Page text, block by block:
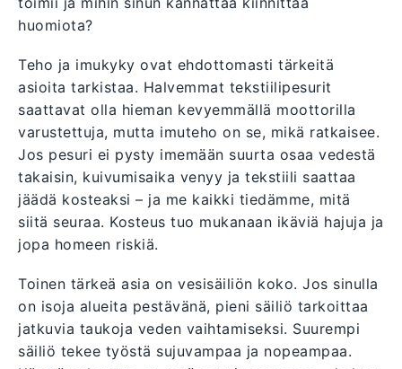
huomiota?
Teho ja imukyky ovat ehdottomasti tärkeitä
asioita tarkistaa. Halvemmat tekstiilipesurit
saattavat olla hieman kevyemmällä moottorilla
varustettuja, mutta imuteho on se, mikä ratkaisee.
Jos pesuri ei pysty imemään suurta osaa vedestä
takaisin, kuivumisaika venyy ja tekstiili saattaa
jäädä kosteaksi – ja me kaikki tiedämme, mitä
siitä seuraa. Kosteus tuo mukanaan ikäviä hajuja ja
jopa homeen riskiä.
Toinen tärkeä asia on vesisäiliön koko. Jos sinulla
on isoja alueita pestävänä, pieni säiliö tarkoittaa
jatkuvia taukoja veden vaihtamiseksi. Suurempi
säiliö tekee työstä sujuvampaa ja nopeampaa.